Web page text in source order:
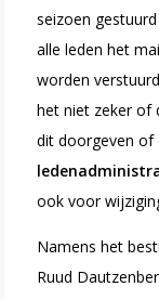
seizoen
alle leden het
worden
het niet zeker of
dit doorgeven of
ook voor
Namens het
Ruud